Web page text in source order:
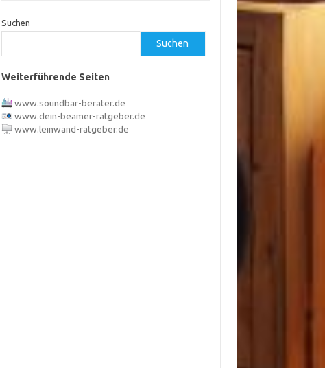
Suchen
Suchen
Weiterführende Seiten
www.soundbar-berater.de
www.dein-beamer-ratgeber.de
www.leinwand-ratgeber.de